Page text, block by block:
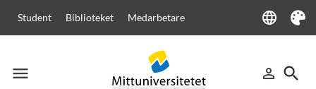
Student Biblioteket Medarbetare language
Language
Tema
menu
Meny person_outline
Logga in
search
Sök